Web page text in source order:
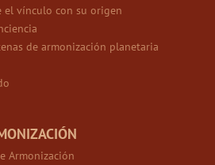
el vínculo con su origen
de armonización planetaria
Armonización